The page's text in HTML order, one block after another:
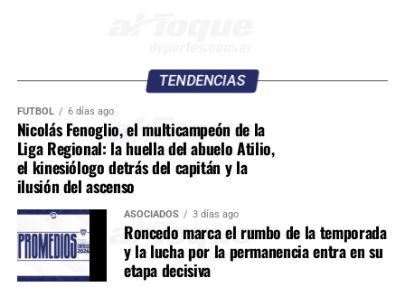
TENDENCIAS
FÚTBOL 6 días ago
Nicolás Fenoglio, el multicampeón de la
Liga Regional: la huella del abuelo Atilio,
el kinesiólogo detrás del capitán y la
ilusión del ascenso
ASOCIADOS 3 días ago
Roncedo marca el rumbo de la temporada
y la lucha por la permanencia entra en su
etapa decisiva